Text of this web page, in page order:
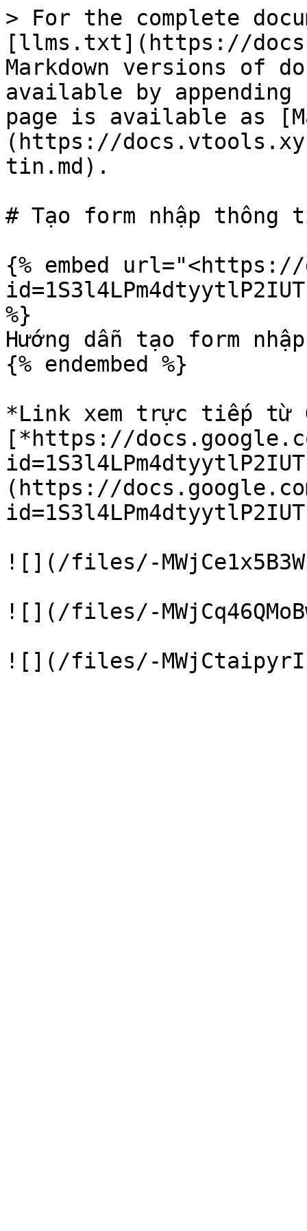
> For the complete
[llms.txt](https://
Markdown versions of
available by
page is available as
(https://
tin.md).
# Tạo form nhập thông
{% embed url="<https://
%}
Hướng dẫn tạo form
{% endembed %}
*Link xem trực tiếp từ
[*https://
(https://
![](/files/-
![](/files/-